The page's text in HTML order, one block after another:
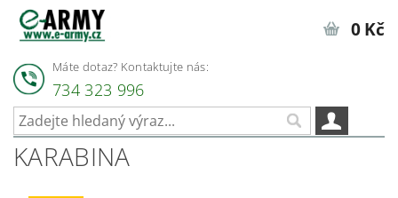
Máte dotaz? Kontaktujte nás:
734 323 996
0 Kč
KARABINA